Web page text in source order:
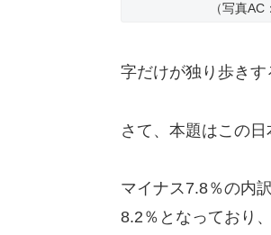
（写真AC
字だけが独り歩きす
さて、本題はこの
マイナス7.8％の内
8.2％となっており